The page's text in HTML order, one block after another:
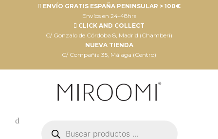
ENVÍO GRATIS ESPAÑA PENINSULAR > 100€
Envíos en 24-48hrs
CLICK AND COLLECT
C/ Gonzalo de Córdoba 8, Madrid (Chamberí)
NUEVA TIENDA
C/ Compañia 35, Málaga (Centro)
productos